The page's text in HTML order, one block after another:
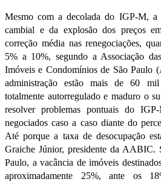
Mesmo com a decolada do IGP-M, a
cambial e da explosão dos preços
correção média nas renegociações,
5% a 10%, segundo a Associação
Imóveis e Condomínios de São Paulo
administração estão mais de 60
totalmente autorregulado e maduro o
resolver problemas pontuais do
negociados caso a caso diante do
Até porque a taxa de desocupação
Graiche Júnior, presidente da AABIC.
Paulo, a vacância de imóveis
aproximadamente 25%, ante os